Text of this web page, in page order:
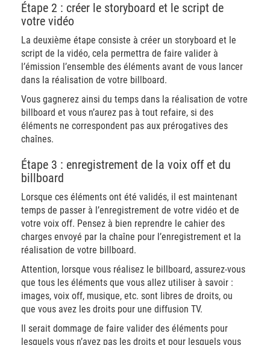
Étape 2 : créer le storyboard et le script de
votre vidéo
La deuxième étape consiste à créer un storyboard et le
script de la vidéo, cela permettra de faire valider à
l’émission l’ensemble des éléments avant de vous lancer
dans la réalisation de votre billboard.
Vous gagnerez ainsi du temps dans la réalisation de votre
billboard et vous n’aurez pas à tout refaire, si des
éléments ne correspondent pas aux prérogatives des
chaînes.
Étape 3 : enregistrement de la voix off et du
billboard
Lorsque ces éléments ont été validés, il est maintenant
temps de passer à l’enregistrement de votre vidéo et de
votre voix off. Pensez à bien reprendre le cahier des
charges envoyé par la chaîne pour l’enregistrement et la
réalisation de votre billboard.
Attention, lorsque vous réalisez le billboard, assurez-vous
que tous les éléments que vous allez utiliser à savoir :
images, voix off, musique, etc. sont libres de droits, ou
que vous avez les droits pour une diffusion TV.
Il serait dommage de faire valider des éléments pour
lesquels vous n’avez pas les droits et pour lesquels vous